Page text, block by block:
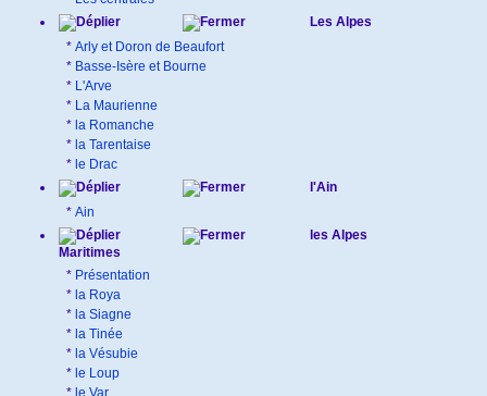
Les Alpes
* Arly et Doron de Beaufort
* Basse-Isère et Bourne
* L'Arve
* La Maurienne
* la Romanche
* la Tarentaise
* le Drac
l'Ain
* Ain
les Alpes
Maritimes
* Présentation
* la Roya
* la Siagne
* la Tinée
* la Vésubie
* le Loup
* le Var